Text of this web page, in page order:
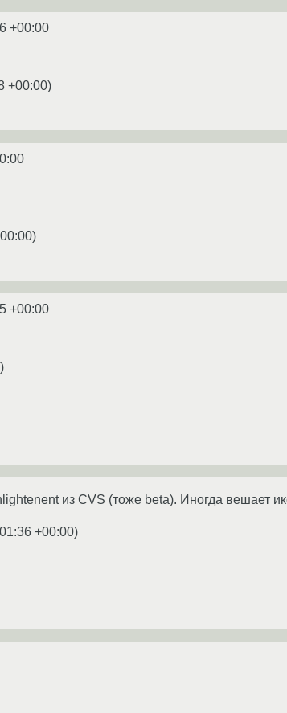
+00:00
+00:00)
)
+00:00
)
из CVS (тоже beta). Иногда вешает
+00:00)